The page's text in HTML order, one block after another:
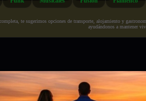
te sugerimos opciones de transporte, alojamiento y
ayudándonos a mantener